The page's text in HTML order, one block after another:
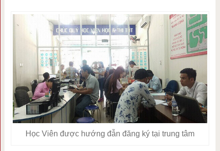
Học Viên được hướng đẫn đăng ký tại trung tâm